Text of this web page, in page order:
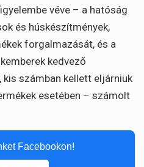
véve – a hatóság
és húskészítmények,
forgalmazását, és a
kedvező
számban kellett eljárniuk
esetében – számolt
Facebookon!